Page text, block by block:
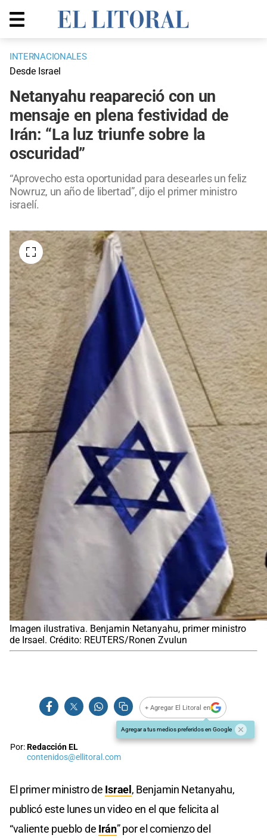
INTERNACIONALES
Desde Israel
Netanyahu reapareció con un
mensaje en plena festividad de
Irán: “La luz triunfe sobre la
oscuridad”
“Aprovecho esta oportunidad para desearles un feliz
Nowruz, un año de libertad”, dijo el primer ministro
israelí.
Imagen ilustrativa. Benjamin Netanyahu, primer ministro
de Irsael. Crédito: REUTERS/Ronen Zvulun
+ Agregar El Litoral en
Agregar a tus medios preferidos en Google
Por:Redacción EL
contenidos@ellitoral.com
El primer ministro de Israel , Benjamin Netanyahu,
publicó este lunes un video en el que felicita al
“valiente pueblo de Irán” por el comienzo del